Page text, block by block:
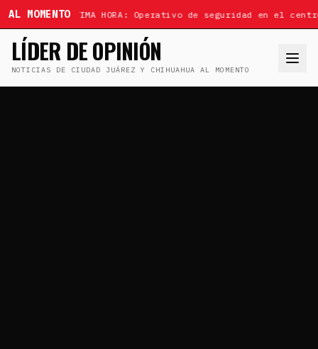
AL MOMENTOÚLTIMA HORA: Operativo de seguridad en el
LÍDER DE OPINIÓN
NOTICIAS DE CIUDAD JUÁREZ Y CHIHUAHUA AL MOMENTO